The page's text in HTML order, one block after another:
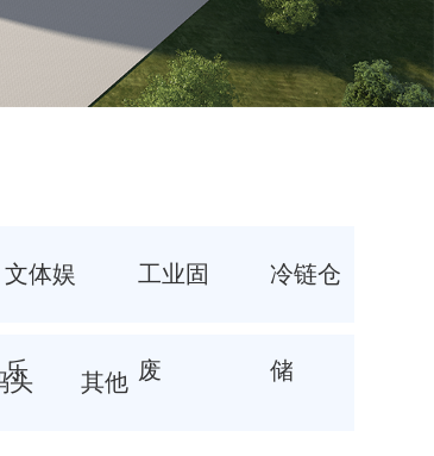
文体娱
乐
工业固
废
冷链仓
储
头 其他